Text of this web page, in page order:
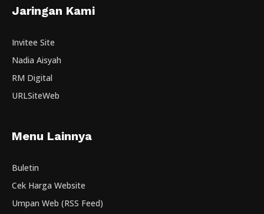
Jaringan Kami
Invitee Site
Nadia Aisyah
RM Digital
URLSiteWeb
Menu Lainnya
Buletin
Cek Harga Website
Umpan Web (RSS Feed)